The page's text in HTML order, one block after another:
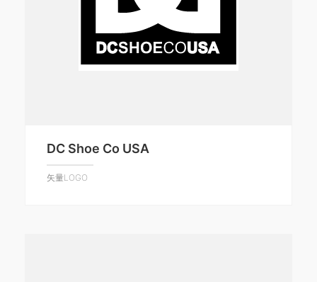
DC Shoe Co USA
矢量LOGO